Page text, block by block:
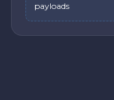
payloads